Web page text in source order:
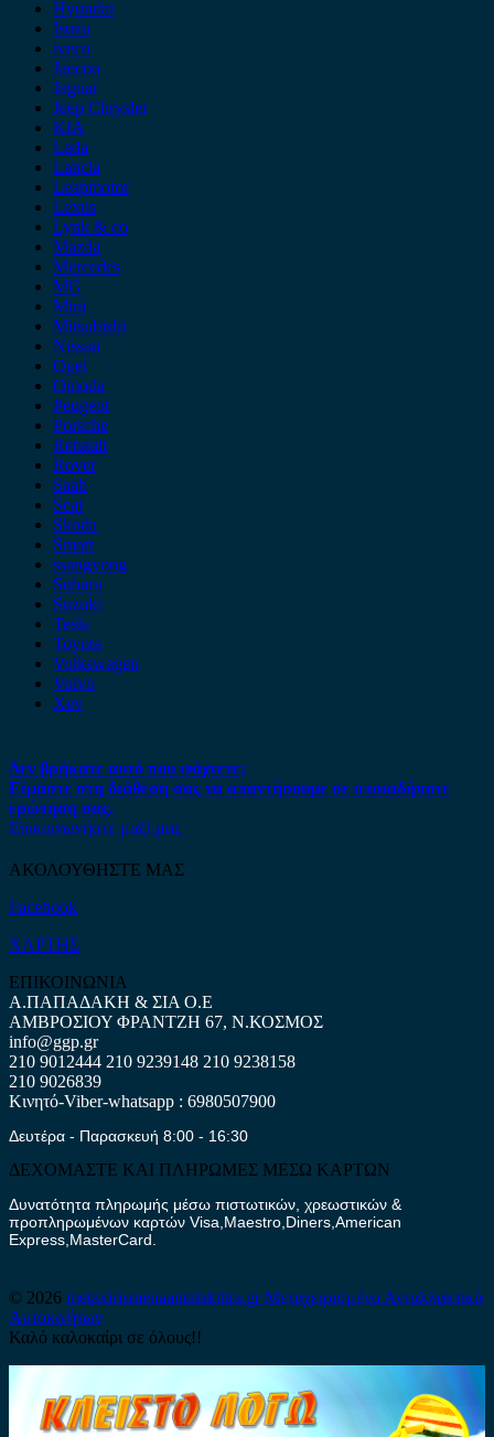
Hyundai
Isuzu
iveco
Jaecoo
Jaguar
Jeep Chrysler
KIA
Lada
Lancia
Leapmotor
Lexus
Lynk & co
Mazda
Mercedes
MG
Mini
Mitsubishi
Nissan
Opel
Omoda
Peugeot
Porsche
Renault
Rover
Saab
Seat
Skoda
Smart
ssangyong
Subaru
Suzuki
Tesla
Toyota
Volkswagen
Volvo
Xev
Δεν βρήκατε αυτό που ψάχνετε;
Είμαστε στη διάθεση σας να απαντήσουμε σε οποιαδήποτε
ερώτηση σας.
Επικοινωνήστε μαζί μας
ΑΚΟΛΟΥΘΗΣΤΕ ΜΑΣ
Facebook
ΧΑΡΤΗΣ
ΕΠΙΚΟΙΝΩΝΙΑ
Α.ΠΑΠΑΔΑΚΗ & ΣΙΑ Ο.Ε
ΑΜΒΡΟΣΙΟΥ ΦΡΑΝΤΖΗ 67, Ν.ΚΟΣΜΟΣ
info@ggp.gr
210 9012444 210 9239148 210 9238158
210 9026839
Κινητό-Viber-whatsapp : 6980507900
Δευτέρα - Παρασκευή 8:00 - 16:30
ΔΕΧΟΜΑΣΤΕ ΚΑΙ ΠΛΗΡΩΜΕΣ ΜΕΣΩ ΚΑΡΤΩΝ
Δυνατότητα πληρωμής μέσω πιστωτικών, χρεωστικών &
προπληρωμένων καρτών Visa,Maestro,Diners,American
Express,MasterCard.
© 2026 metaxirismenaantalaktika.grΜεταχειρισμένα Ανταλλακτικά
Αυτοκινήτων
Καλό καλοκαίρι σε όλους!!